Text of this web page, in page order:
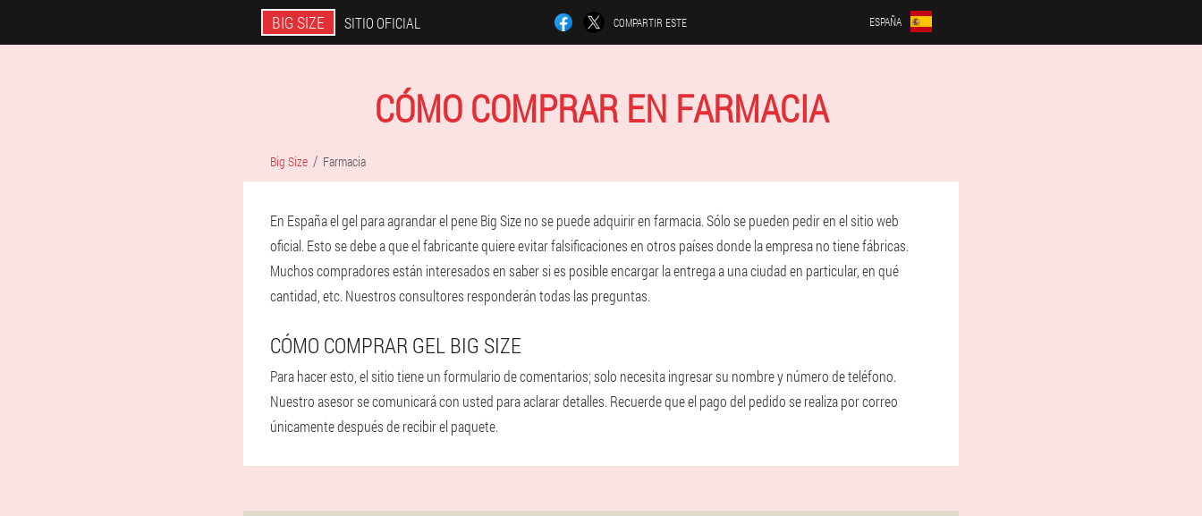
BIG SIZE SITIO OFICIAL COMPARTIR ESTE ESPAÑA
CÓMO COMPRAR EN FARMACIA
Big Size Farmacia
En España el gel para agrandar el pene Big Size no se puede adquirir en farmacia. Sólo se pueden pedir en el sitio web
oficial. Esto se debe a que el fabricante quiere evitar falsificaciones en otros países donde la empresa no tiene fábricas.
Muchos compradores están interesados en saber si es posible encargar la entrega a una ciudad en particular, en qué
cantidad, etc. Nuestros consultores responderán todas las preguntas.
CÓMO COMPRAR GEL BIG SIZE
Para hacer esto, el sitio tiene un formulario de comentarios; solo necesita ingresar su nombre y número de teléfono.
Nuestro asesor se comunicará con usted para aclarar detalles. Recuerde que el pago del pedido se realiza por correo
únicamente después de recibir el paquete.